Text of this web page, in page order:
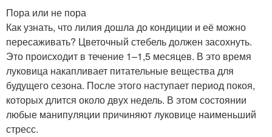
Пора или не пора
Как узнать, что лилия дошла до кондиции и её можно
пересаживать? Цветочный стебель должен засохнуть.
Это происходит в течение 1–1,5 месяцев. В это время
луковица накапливает питательные вещества для
будущего сезона. После этого наступает период покоя,
которых длится около двух недель. В этом состоянии
любые манипуляции причиняют луковице наименьший
стресс.